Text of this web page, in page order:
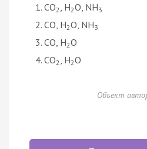
CO2 , H2O, NH3
CO, H2O, NH3
CO, H2O
CO2 , H2O
Объект